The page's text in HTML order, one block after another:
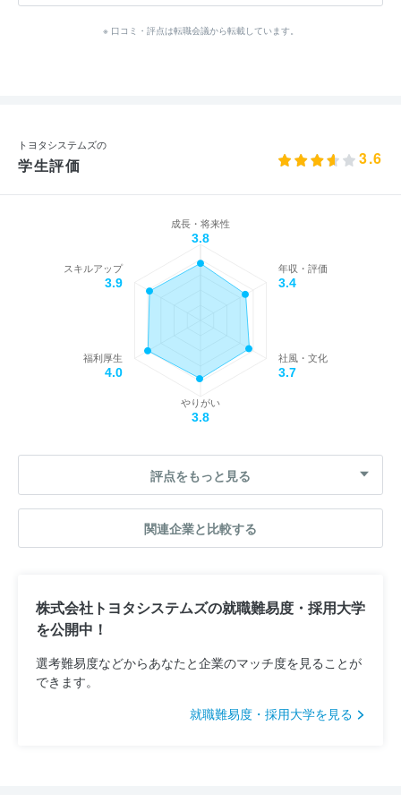
※ 口コミ・評点は転職会議から転載しています。
トヨタシステムズの
学生評価 3.6
成長・将来性
3.8
年収・評価
3.4
社風・文化
3.7
やりがい
3.8
福利厚生
4.0
スキルアップ
3.9
評点をもっと見る
関連企業と比較する
株式会社トヨタシステムズの就職難易度・採用大学
を公開中！
選考難易度などからあなたと企業のマッチ度を見ることが
できます。
就職難易度・採用大学を見る